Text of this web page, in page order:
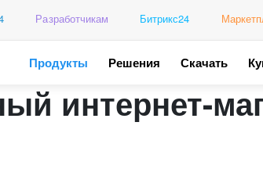
Разработчикам Битрикс24
Продукты Решения Скачать
интернет-